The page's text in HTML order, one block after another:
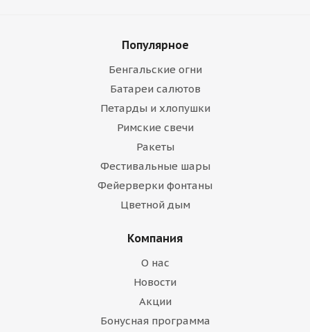
Популярное
Бенгальские огни
Батареи салютов
Петарды и хлопушки
Римские свечи
Ракеты
Фестивальные шары
Фейерверки фонтаны
Цветной дым
Компания
О нас
Новости
Акции
Бонусная программа